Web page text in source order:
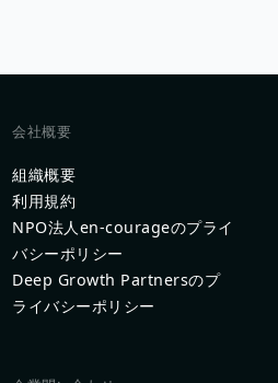
会社概要
組織概要
利用規約
NPO法人en-courageのプライ
バシーポリシー
Deep Growth Partnersのプ
ライバシーポリシー